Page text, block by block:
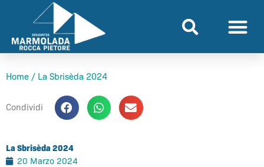
contenuto
Home / La Sbrisèda 2024
Condividi
La Sbrisèda 2024
20 Marzo 2024